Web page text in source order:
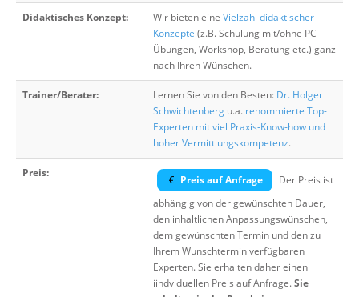
Didaktisches Konzept: Wir bieten eine Vielzahl didaktischer
Konzepte (z.B. Schulung mit/ohne PC-
Übungen, Workshop, Beratung etc.) ganz
nach Ihren Wünschen.
Trainer/Berater: Lernen Sie von den Besten: Dr. Holger
Schwichtenberg u.a. renommierte Top-
Experten mit viel Praxis-Know-how und
hoher Vermittlungskompetenz.
Preis:
Preis auf Anfrage
Der Preis ist
abhängig von der gewünschten Dauer,
den inhaltlichen Anpassungswünschen,
dem gewünschten Termin und den zu
Ihrem Wunschtermin verfügbaren
Experten. Sie erhalten daher einen
iindviduellen Preis auf Anfrage.Sie